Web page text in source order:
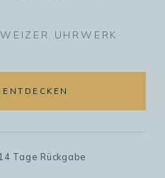
UHRWERK
14 Tage Rückgabe